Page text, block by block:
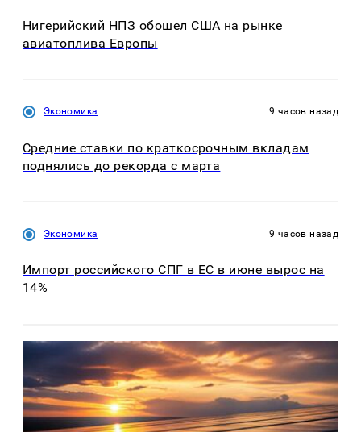
Нигерийский НПЗ обошел США на рынке
авиатоплива Европы
Экономика 9 часов назад
Средние ставки по краткосрочным вкладам
поднялись до рекорда с марта
Экономика 9 часов назад
Импорт российского СПГ в ЕС в июне вырос на
14%